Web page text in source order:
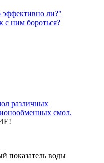
эффективно ли?"
с ним бороться?
различных
смол.
показатель воды